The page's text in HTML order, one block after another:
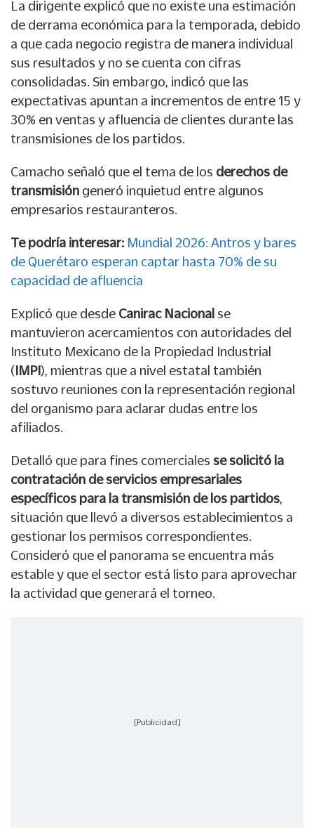
La dirigente explicó que no existe una estimación
de derrama económica para la temporada, debido
a que cada negocio registra de manera individual
sus resultados y no se cuenta con cifras
consolidadas. Sin embargo, indicó que las
expectativas apuntan a incrementos de entre 15 y
30% en ventas y afluencia de clientes durante las
transmisiones de los partidos.
Camacho señaló que el tema de los derechos de
transmisión generó inquietud entre algunos
empresarios restauranteros.
Te podría interesar: Mundial 2026: Antros y bares
de Querétaro esperan captar hasta 70% de su
capacidad de afluencia
Explicó que desde Canirac Nacional se
mantuvieron acercamientos con autoridades del
Instituto Mexicano de la Propiedad Industrial
(IMPI), mientras que a nivel estatal también
sostuvo reuniones con la representación regional
del organismo para aclarar dudas entre los
afiliados.
Detalló que para fines comerciales se solicitó la
contratación de servicios empresariales
específicos para la transmisión de los partidos,
situación que llevó a diversos establecimientos a
gestionar los permisos correspondientes.
Consideró que el panorama se encuentra más
estable y que el sector está listo para aprovechar
la actividad que generará el torneo.
[Publicidad]